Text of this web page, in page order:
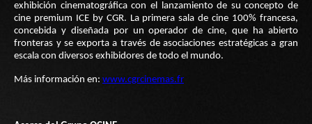
exhibición cinematográfica con el lanzamiento de su concepto de
cine premium ICE by CGR. La primera sala de cine 100% francesa,
concebida y diseñada por un operador de cine, que ha abierto
fronteras y se exporta a través de asociaciones estratégicas a gran
escala con diversos exhibidores de todo el mundo.
Más información en: www.cgrcinemas.fr